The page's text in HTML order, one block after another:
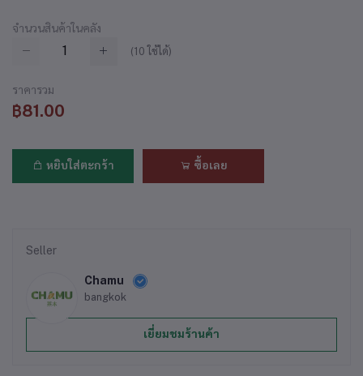
จำนวนสินค้าในคลัง
(10 ใช้ได้)
ราคารวม
฿81.00
หยิบใส่ตะกร้า ซื้อเลย
Seller
Chamu
bangkok
เยี่ยมชมร้านค้า